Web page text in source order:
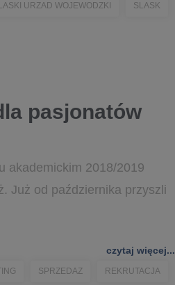
URZAD WOJEWODZKI SLASK
pasjonatów
akademickim 2018/2019
Już od października przyszli
czytaj więcej...
SPRZEDAZ REKRUTACJA